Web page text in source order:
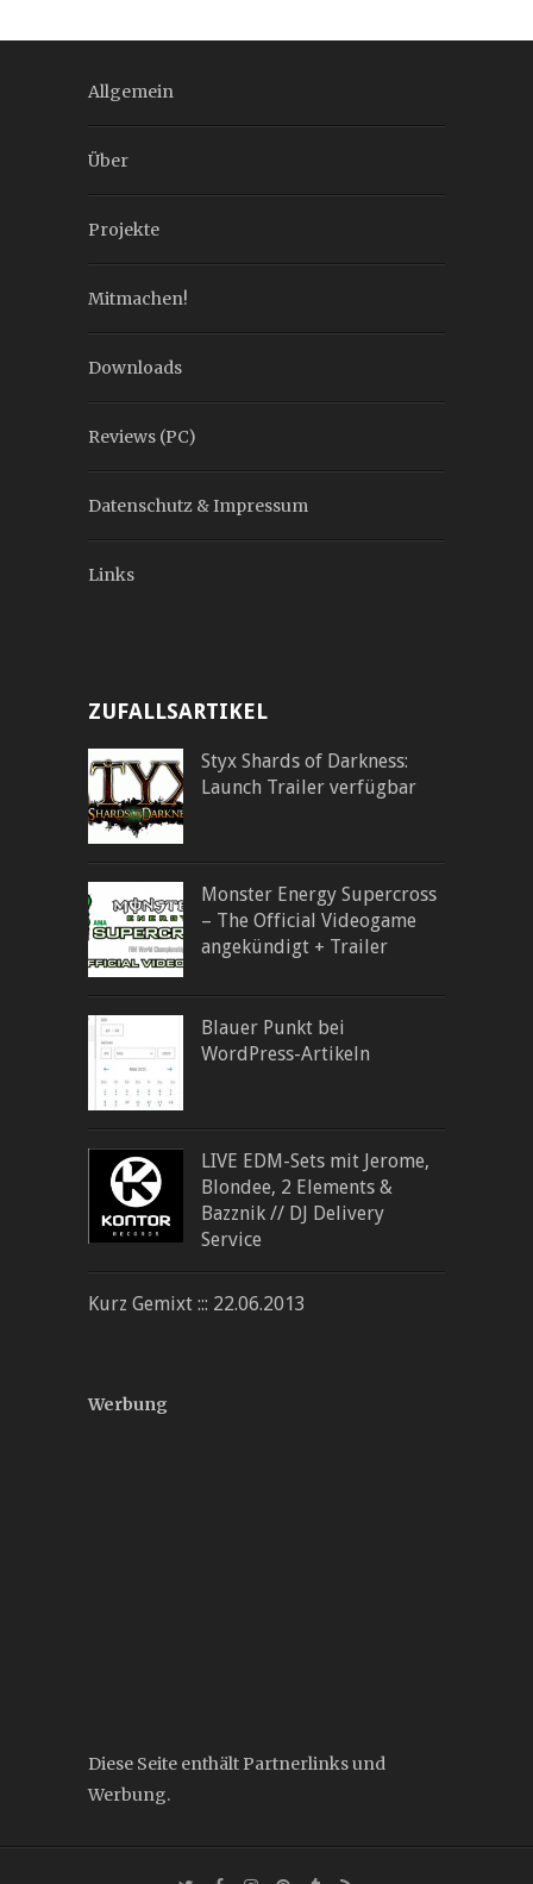
Allgemein
Über
Projekte
Mitmachen!
Downloads
Reviews (PC)
Datenschutz & Impressum
Links
ZUFALLSARTIKEL
Styx Shards of Darkness:
Launch Trailer verfügbar
Monster Energy Supercross
– The Official Videogame
angekündigt + Trailer
Blauer Punkt bei
WordPress-Artikeln
LIVE EDM-Sets mit Jerome,
Blondee, 2 Elements &
Bazznik // DJ Delivery
Service
Kurz Gemixt ::: 22.06.2013
Werbung
Diese Seite enthält Partnerlinks und
Werbung.